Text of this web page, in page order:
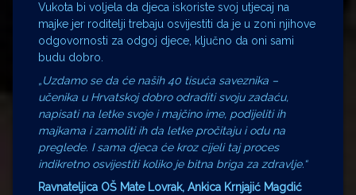
Vukota bi voljela da djeca iskoriste svoj utjecaj na
majke jer roditelji trebaju osvijestiti da je u zoni njihove
odgovornosti za odgoj djece, ključno da oni sami
budu dobro.
„Uzdamo se da će naših 40 tisuća saveznika –
učenika u Hrvatskoj dobro odraditi svoju zadaću,
napisati na letke svoje i majčino ime, podijeliti ih
majkama i zamoliti ih da letke pročitaju i odu na
preglede. I sama djeca će kroz cijeli taj proces
indikretno osvijestiti koliko je bitna briga za zdravlje.“
Ravnateljica OŠ Mate Lovrak, Ankica Krnjajić Magdić